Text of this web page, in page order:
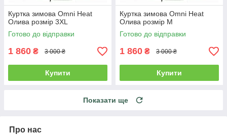
Куртка зимова Omni Heat
Олива розмір 3XL
Готово до відправки
1 860 ₴ 3 000 ₴
Купити
Куртка зимова Omni Heat
Олива розмір M
Готово до відправки
1 860 ₴ 3 000 ₴
Купити
Показати ще
Про нас